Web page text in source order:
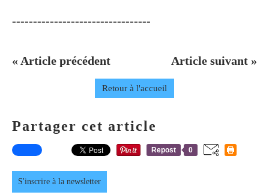
---------------------------------
« Article précédent Article suivant »
Retour à l'accueil
Partager cet article
Repost 0
S'inscrire à la newsletter